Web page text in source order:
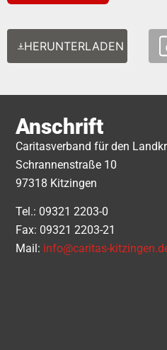
HERUNTERLADEN
Anschrift
Caritasverband für den
Schrannenstraße 10
97318 Kitzingen
Tel.: 09321 2203-0
Fax: 09321 2203-21
Mail: info@caritas-